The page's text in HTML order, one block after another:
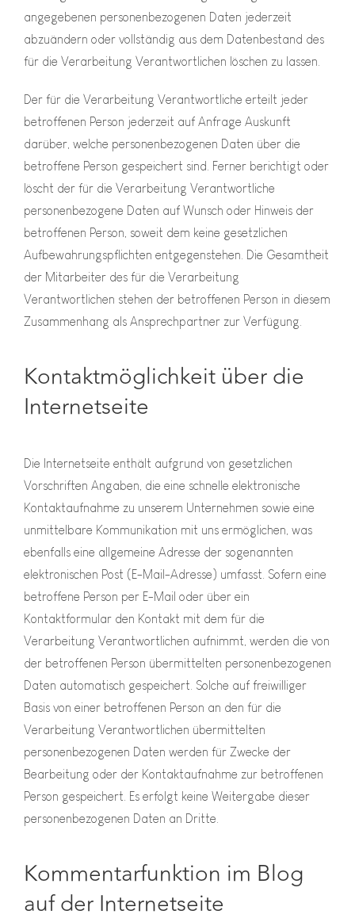
angegebenen personenbezogenen Daten jederzeit
abzuändern oder vollständig aus dem Datenbestand des
für die Verarbeitung Verantwortlichen löschen zu lassen.
Der für die Verarbeitung Verantwortliche erteilt jeder
betroffenen Person jederzeit auf Anfrage Auskunft
darüber, welche personenbezogenen Daten über die
betroffene Person gespeichert sind. Ferner berichtigt oder
löscht der für die Verarbeitung Verantwortliche
personenbezogene Daten auf Wunsch oder Hinweis der
betroffenen Person, soweit dem keine gesetzlichen
Aufbewahrungspflichten entgegenstehen. Die Gesamtheit
der Mitarbeiter des für die Verarbeitung
Verantwortlichen stehen der betroffenen Person in diesem
Zusammenhang als Ansprechpartner zur Verfügung.
Kontaktmöglichkeit über die
Internetseite
Die Internetseite enthält aufgrund von gesetzlichen
Vorschriften Angaben, die eine schnelle elektronische
Kontaktaufnahme zu unserem Unternehmen sowie eine
unmittelbare Kommunikation mit uns ermöglichen, was
ebenfalls eine allgemeine Adresse der sogenannten
elektronischen Post (E-Mail-Adresse) umfasst. Sofern eine
betroffene Person per E-Mail oder über ein
Kontaktformular den Kontakt mit dem für die
Verarbeitung Verantwortlichen aufnimmt, werden die von
der betroffenen Person übermittelten personenbezogenen
Daten automatisch gespeichert. Solche auf freiwilliger
Basis von einer betroffenen Person an den für die
Verarbeitung Verantwortlichen übermittelten
personenbezogenen Daten werden für Zwecke der
Bearbeitung oder der Kontaktaufnahme zur betroffenen
Person gespeichert. Es erfolgt keine Weitergabe dieser
personenbezogenen Daten an Dritte.
Kommentarfunktion im Blog
auf der Internetseite